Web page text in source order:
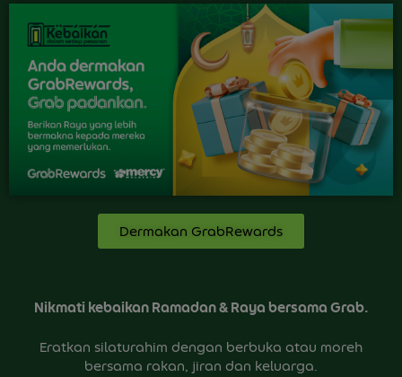
Dermakan GrabRewards
Nikmati kebaikan Ramadan & Raya bersama Grab.
Eratkan silaturahim dengan berbuka atau moreh
bersama rakan, jiran dan keluarga.